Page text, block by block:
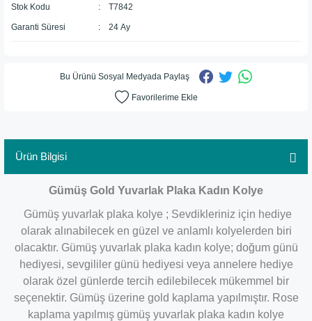
Stok Kodu T7842
Garanti Süresi 24 Ay
Bu Ürünü Sosyal Medyada Paylaş
Ürün Bilgisi
Gümüş Gold Yuvarlak Plaka Kadın Kolye
Gümüş yuvarlak plaka kolye ; Sevdikleriniz için hediye
olarak alınabilecek en güzel ve anlamlı kolyelerden biri
olacaktır. Gümüş yuvarlak plaka kadın kolye; doğum günü
hediyesi, sevgililer günü hediyesi veya annelere hediye
olarak özel günlerde tercih edilebilecek mükemmel bir
seçenektir. Gümüş üzerine gold kaplama yapılmıştır. Rose
kaplama yapılmış gümüş yuvarlak plaka kadın kolye